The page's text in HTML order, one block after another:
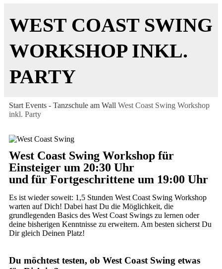
WEST COAST SWING
WORKSHOP INKL.
PARTY
Start Events - Tanzschule am Wall West Coast Swing Workshop
inkl. Party
West Coast Swing Workshop für
Einsteiger um 20:30 Uhr
und für Fortgeschrittene um 19:00 Uhr
Es ist wieder soweit: 1,5 Stunden West Coast Swing Workshop
warten auf Dich! Dabei hast Du die Möglichkeit, die
grundlegenden Basics des West Coast Swings zu lernen oder
deine bisherigen Kenntnisse zu erweitern. Am besten sicherst Du
Dir gleich Deinen Platz!
Du möchtest testen, ob West Coast Swing etwas